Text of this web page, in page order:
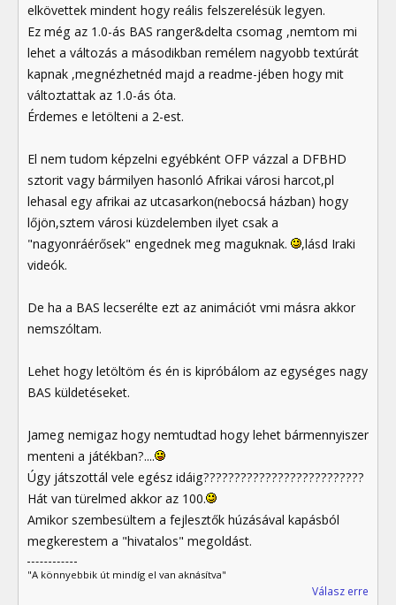
elkövettek mindent hogy reális felszerelésük legyen.
Ez még az 1.0-ás BAS ranger&delta csomag ,nemtom mi
lehet a változás a másodikban remélem nagyobb textúrát
kapnak ,megnézhetnéd majd a readme-jében hogy mit
változtattak az 1.0-ás óta.
Érdemes e letölteni a 2-est.
El nem tudom képzelni egyébként OFP vázzal a DFBHD
sztorit vagy bármilyen hasonló Afrikai városi harcot,pl
lehasal egy afrikai az utcasarkon(nebocsá házban) hogy
lőjön,sztem városi küzdelemben ilyet csak a
"nagyonráérősek" engednek meg maguknak.
,lásd Iraki
videók.
De ha a BAS lecserélte ezt az animációt vmi másra akkor
nemszóltam.
Lehet hogy letöltöm és én is kipróbálom az egységes nagy
BAS küldetéseket.
Jameg nemigaz hogy nemtudtad hogy lehet bármennyiszer
menteni a játékban?....
Úgy játszottál vele egész idáig??????????????????????????
Hát van türelmed akkor az 100.
Amikor szembesültem a fejlesztők húzásával kapásból
megkerestem a "hivatalos" megoldást.
"A könnyebbik út mindíg el van aknásítva"
Válasz erre